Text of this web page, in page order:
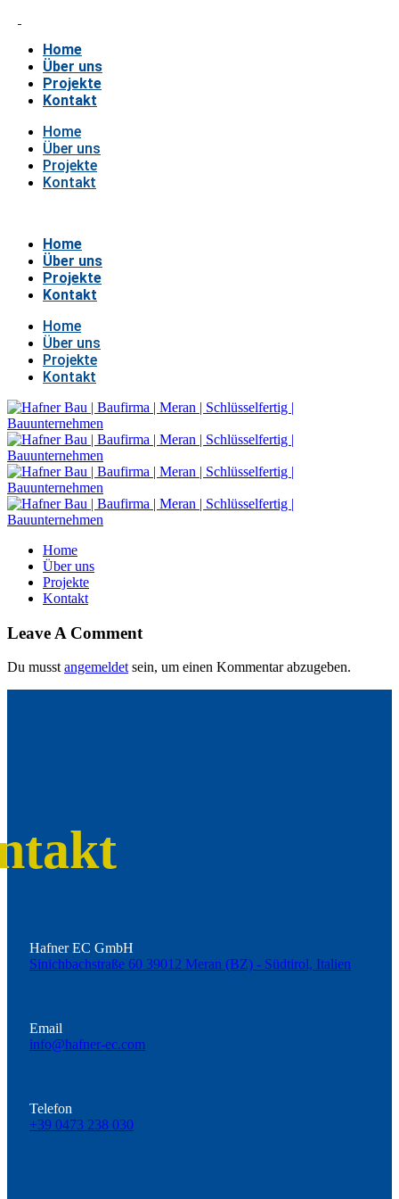
Home
Über uns
Projekte
Kontakt
Home
Über uns
Projekte
Kontakt
Home
Über uns
Projekte
Kontakt
Home
Über uns
Projekte
Kontakt
Home
Über uns
Projekte
Kontakt
Leave A Comment
Du musstangemeldetsein, um einen Kommentar abzugeben.
Hafner EC GmbH
Sinichbachstraße 60 39012 Meran (BZ) - Südtirol, Italien
Email
info@hafner-ec.com
Telefon
+39 0473 238 030